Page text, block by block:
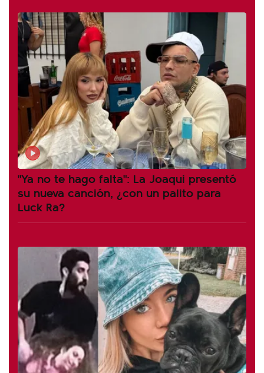
"Ya no te hago falta": La Joaqui presentó
su nueva canción, ¿con un palito para
Luck Ra?